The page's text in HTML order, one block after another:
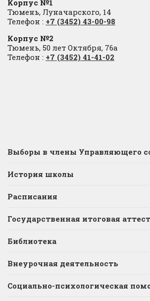
Корпус №1
Тюмень, Луначарского, 14
Телефон : +7 (3452) 43-00-98
Корпус №2
Тюмень, 50 лет Октября, 76а
Телефон : +7 (3452) 41-41-02
Выборы в члены Управляющего
История школы
Расписания
Государственная итоговая
Библиотека
Внеурочная деятельность
Социально-психологическая